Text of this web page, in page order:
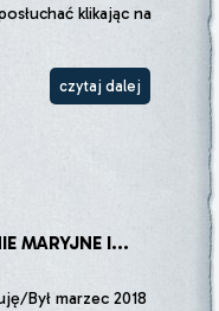
klikając na
czytaj dalej
MARYJNE I...
Był marzec 2018